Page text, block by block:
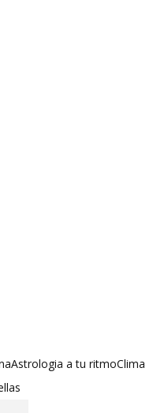
Astrologia a tu ritmoClima